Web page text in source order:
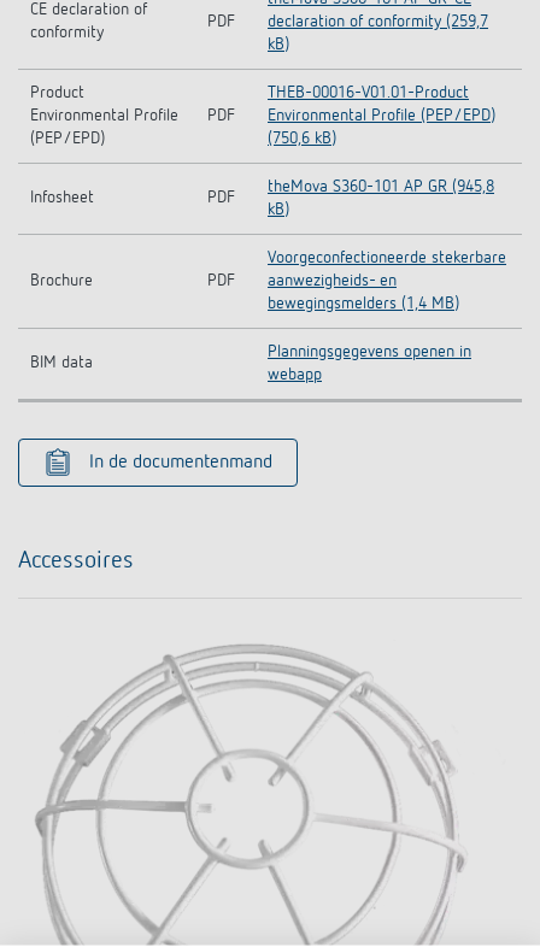
CE declaration of
conformity
PDF
declaration of conformity (259,7
kB)
Product
Environmental Profile
(PEP/EPD)
PDF
THEB-00016-V01.01-Product
Environmental Profile (PEP/EPD)
(750,6 kB)
Infosheet PDF
theMova S360-101 AP GR (945,8
kB)
Brochure PDF
Voorgeconfectioneerde stekerbare
aanwezigheids- en
bewegingsmelders (1,4 MB)
BIM data
Planningsgegevens openen in
webapp
In de documentenmand
Accessoires